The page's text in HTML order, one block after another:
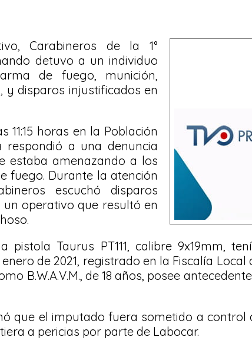
Carabineros de la 1°
detuvo a un individuo
de fuego, munición,
y disparos injustificados en
11:15 horas en la Población
respondió a una denuncia
estaba amenazando a los
fuego. Durante la atención
escuchó disparos
operativo que resultó en
pistola Taurus PT111, calibre 9x19mm,
de 2021, registrado en la Fiscalía Local
B.W.A.V.M., de 18 años, posee
que el imputado fuera sometido a control
a pericias por parte de Labocar.